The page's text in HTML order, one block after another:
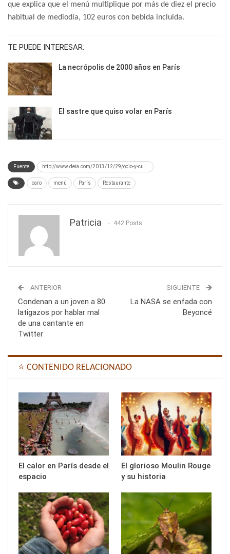
que explica que el menú multiplique por más de diez el precio
habitual de mediodía, 102 euros con bebida incluida.
TE PUEDE INTERESAR:
La necrópolis de 2000 años en París
El sastre que quiso volar en París
Fuente http://www.deia.com/2013/12/29/ocio-y-cu...
caro menú París Restaurante
Patricia 442 Posts
ANTERIOR
Condenan a un joven a 80
latigazos por hablar mal
de una cantante en
Twitter
SIGUIENTE
La NASA se enfada con
Beyoncé
⭐ CONTENIDO RELACIONADO
El calor en París desde el
espacio
El glorioso Moulin Rouge
y su historia